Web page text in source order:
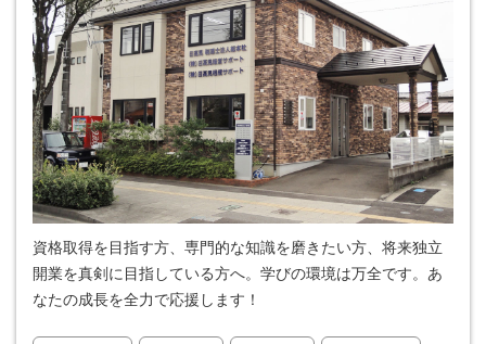
資格取得を目指す方、専門的な知識を磨きたい方、将来独立
開業を真剣に目指している方へ。学びの環境は万全です。あ
なたの成長を全力で応援します！